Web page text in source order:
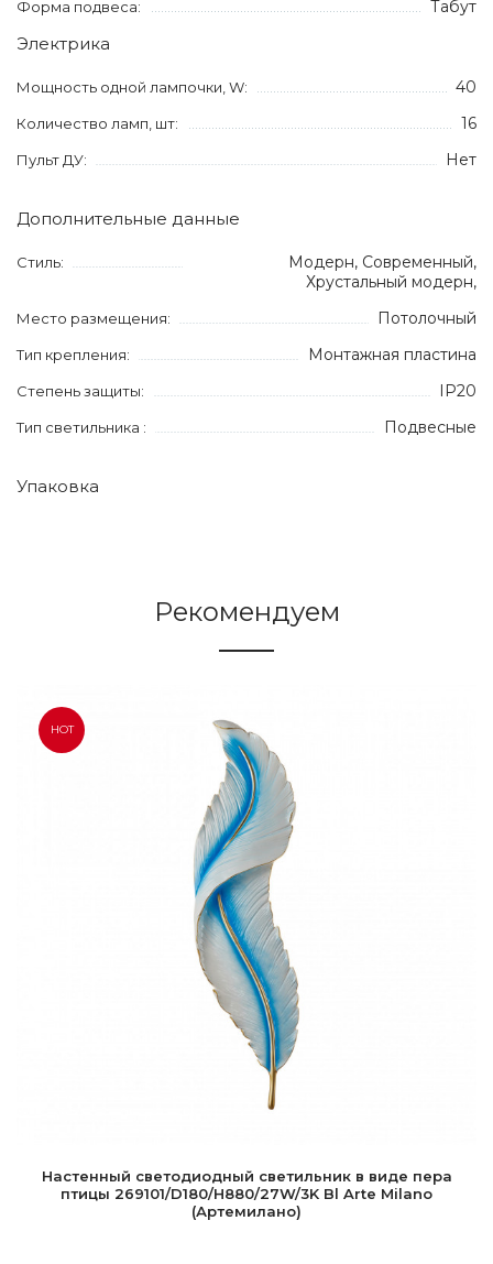
Форма подвеса: Табут
Электрика
Мощность одной лампочки, W: 40
Количество ламп, шт: 16
Пульт ДУ: Нет
Дополнительные данные
Стиль:
Модерн, Современный,
Хрустальный модерн,
Место размещения: Потолочный
Тип крепления: Монтажная пластина
Степень защиты: IP20
Тип светильника : Подвесные
Упаковка
Рекомендуем
HOT
Настенный светодиодный светильник в виде пера
птицы 269101/D180/H880/27W/3K Bl Arte Milano
(Артемилано)